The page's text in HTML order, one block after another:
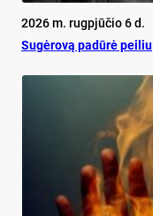
2026 m. rugpjūčio 6 d.
Su­gė­ro­vą pa­dū­rė pei­liu